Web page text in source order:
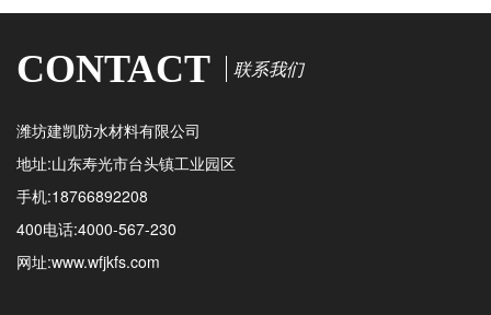
CONTACT 联系我们
潍坊建凯防水材料有限公司
地址:山东寿光市台头镇工业园区
手机:18766892208
400电话:4000-567-230
网址:www.wfjkfs.com